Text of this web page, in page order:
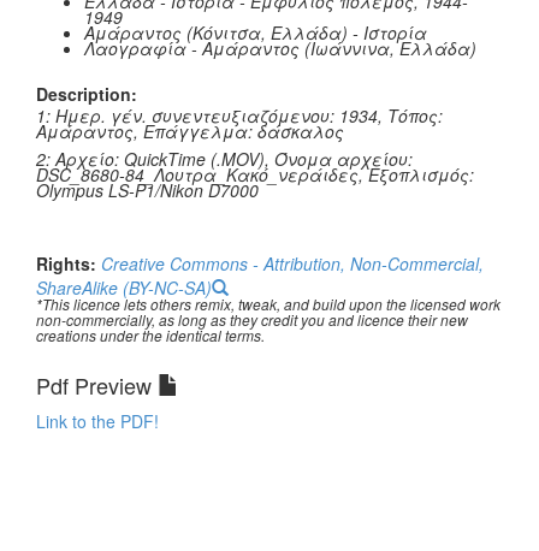
1949
Αμάραντος (Κόνιτσα, Ελλάδα) - Ιστορία
Λαογραφία - Αμάραντος (Ιωάννινα, Ελλάδα)
Description:
1: Ημερ. γέν. συνεντευξιαζόμενου: 1934, Τόπος:
Αμάραντος, Επάγγελμα: δάσκαλος
2: Αρχείο: QuickTime (.MOV), Όνομα αρχείου:
DSC_8680-84_Λουτρα_Κακό_νεράιδες, Εξοπλισμός:
Olympus LS-P1/Nikon D7000
Rights: Creative Commons - Attribution, Non-Commercial,
ShareAlike (BY-NC-SA)
*This licence lets others remix, tweak, and build upon the licensed work
non-commercially, as long as they credit you and licence their new
creations under the identical terms.
Pdf Preview
Link to the PDF!